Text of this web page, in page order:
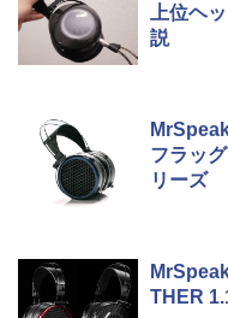
上位ヘ
説
フラッ
リーズ
THER